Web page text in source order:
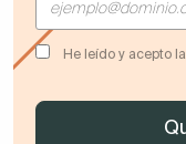
He leído y acepto la